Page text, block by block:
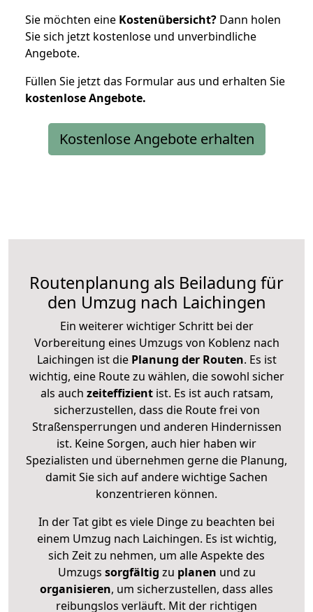
Sie möchten eine Kostenübersicht? Dann holen
Sie sich jetzt kostenlose und unverbindliche
Angebote.
Füllen Sie jetzt das Formular aus und erhalten Sie
kostenloseAngebote.
Kostenlose Angebote erhalten
Routenplanung als Beiladung für
den Umzug nach Laichingen
Ein weiterer wichtiger Schritt bei der
Vorbereitung eines Umzugs von Koblenz nach
Laichingen ist diePlanung der Routen. Es ist
wichtig, eine Route zu wählen, die sowohl sicher
als auch zeiteffizientist. Es ist auch ratsam,
sicherzustellen, dass die Route frei von
Straßensperrungen und anderen Hindernissen
ist. Keine Sorgen, auch hier haben wir
Spezialisten und übernehmen gerne die Planung,
damit Sie sich auf andere wichtige Sachen
konzentrieren können.
In der Tat gibt es viele Dinge zu beachten bei
einem Umzug nach Laichingen. Es ist wichtig,
sich Zeit zu nehmen, um alle Aspekte des
Umzugs sorgfältig zu planen und zu
organisieren, um sicherzustellen, dass alles
reibungslos verläuft. Mit der richtigen